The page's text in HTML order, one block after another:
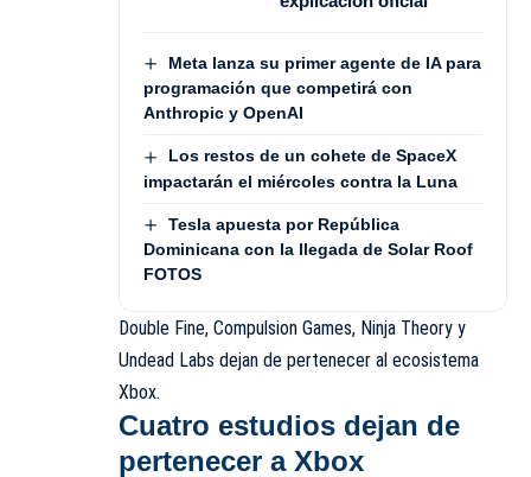
Meta lanza su primer agente de IA para
programación que competirá con
Anthropic y OpenAI
Los restos de un cohete de SpaceX
impactarán el miércoles contra la Luna
Tesla apuesta por República
Dominicana con la llegada de Solar Roof
FOTOS
Double Fine, Compulsion Games, Ninja Theory y
Undead Labs dejan de pertenecer al ecosistema
Xbox.
Cuatro estudios dejan de
pertenecer a Xbox